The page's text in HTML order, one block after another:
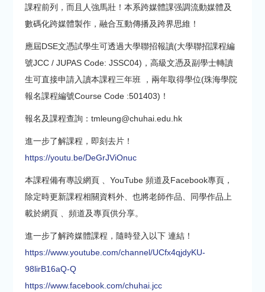
課程前列，而且人強馬壯！本系跨媒體課强調流動媒體及
數碼化跨媒體製作，融合互動傳播及跨界思維！
應屆DSE文憑試學生可透過大學聯招報讀(大學聯招課程編
號JCC / JUPAS Code: JSSC04)，高級文憑及副學士轉讀
生可直接申請入讀本課程三年班 ，兩年取得學位(珠海學院
報名課程編號Course Code :501403)！
報名及課程查詢：tmleung@chuhai.edu.hk
進一步了解課程，即刻去片！
https://youtu.be/DeGrJViOnuc
本課程備有專設網頁 、YouTube 頻道及Facebook專頁，
除定時更新課程相關資料外、也將老師作品、同學作品上
載於網頁 、頻道及專頁供分享。
進一步了解跨媒體課程，隨時登入以下 連結！
https://www.youtube.com/channel/UCfx4qjdyKU-
98lirB16aQ-Q
https://www.facebook.com/chuhai.jcc